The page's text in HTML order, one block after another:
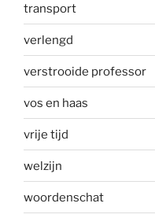
transport
verlengd
verstrooide professor
vos en haas
vrije tijd
welzijn
woordenschat